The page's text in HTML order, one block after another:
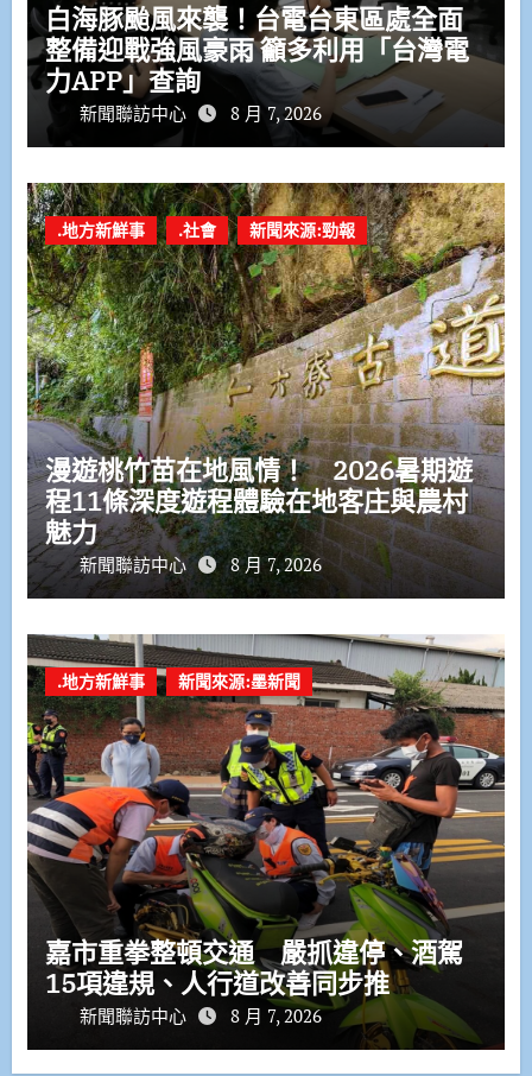
白海豚颱風來襲！台電台東區處全面
整備迎戰強風豪雨 籲多利用「台灣電
力APP」查詢
新聞聯訪中心 8 月 7, 2026
.地方新鮮事 .社會 新聞來源:勁報
漫遊桃竹苗在地風情！ 2026暑期遊
程11條深度遊程體驗在地客庄與農村
魅力
新聞聯訪中心 8 月 7, 2026
.地方新鮮事 新聞來源:墨新聞
嘉市重拳整頓交通 嚴抓違停、酒駕
15項違規、人行道改善同步推
新聞聯訪中心 8 月 7, 2026